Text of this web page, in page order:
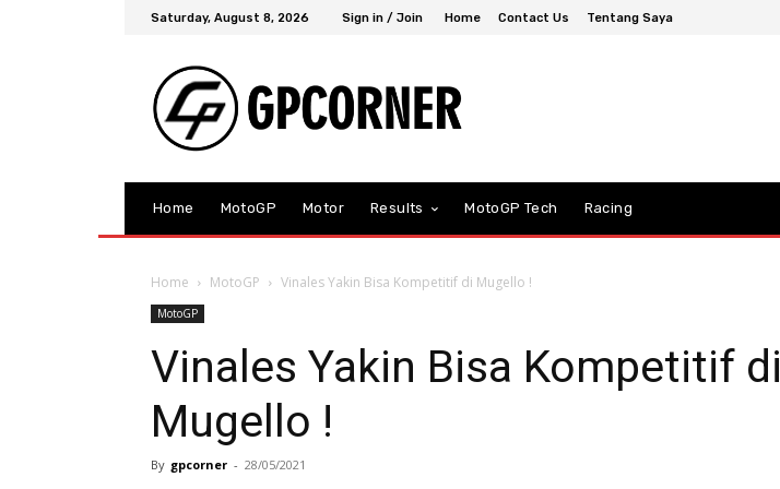
Saturday, August 8, 2026 Sign in / Join Home Contact Us Tentang Saya
Home MotoGP Motor Results MotoGP Tech Racing
Home MotoGP Vinales Yakin Bisa Kompetitif di Mugello !
MotoGP
Vinales Yakin Bisa Kompetitif di
Mugello !
By gpcorner - 28/05/2021